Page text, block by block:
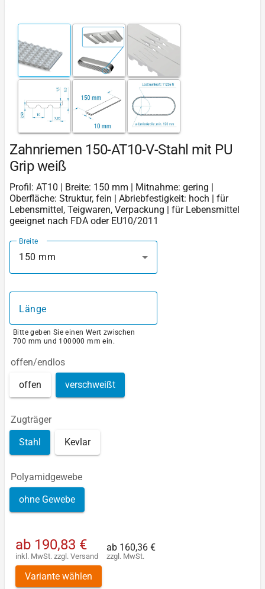
Zahnriemen 150-AT10-V-Stahl mit PU
Grip weiß
Profil: AT10 | Breite: 150 mm | Mitnahme: gering |
Oberfläche: Struktur, fein | Abriebfestigkeit: hoch | für
Lebensmittel, Teigwaren, Verpackung | für Lebensmittel
geeignet nach FDA oder EU10/2011
Breite
150 mm
Länge
Bitte geben Sie einen Wert zwischen
700 mm und 100000 mm ein.
offen/endlos
offen verschweißt
Zugträger
Stahl Kevlar
Polyamidgewebe
ohne Gewebe
ab 190,83 €
inkl. MwSt. zzgl. Versand
ab 160,36 €
zzgl. MwSt.
Variante wählen